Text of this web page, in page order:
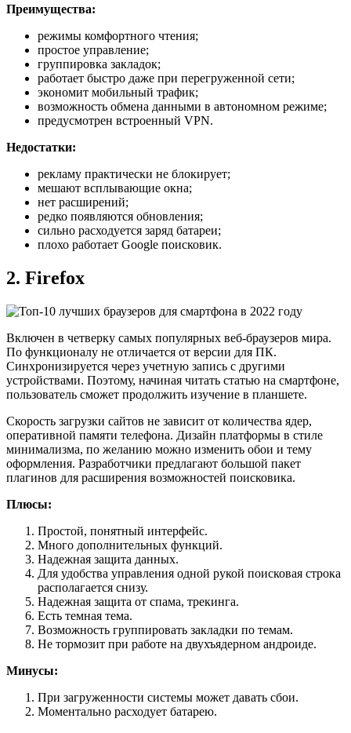
Преимущества:
режимы комфортного чтения;
простое управление;
группировка закладок;
работает быстро даже при перегруженной сети;
экономит мобильный трафик;
возможность обмена данными в автономном режиме;
предусмотрен встроенный VPN.
Недостатки:
рекламу практически не блокирует;
мешают всплывающие окна;
нет расширений;
редко появляются обновления;
сильно расходуется заряд батареи;
плохо работает Google поисковик.
2. Firefox
Включен в четверку самых популярных веб-браузеров мира.
По функционалу не отличается от версии для ПК.
Синхронизируется через учетную запись с другими
устройствами. Поэтому, начиная читать статью на смартфоне,
пользователь сможет продолжить изучение в планшете.
Скорость загрузки сайтов не зависит от количества ядер,
оперативной памяти телефона. Дизайн платформы в стиле
минимализма, по желанию можно изменить обои и тему
оформления. Разработчики предлагают большой пакет
плагинов для расширения возможностей поисковика.
Плюсы:
Простой, понятный интерфейс.
Много дополнительных функций.
Надежная защита данных.
Для удобства управления одной рукой поисковая строка
располагается снизу.
Надежная защита от спама, трекинга.
Есть темная тема.
Возможность группировать закладки по темам.
Не тормозит при работе на двухъядерном андроиде.
Минусы:
При загруженности системы может давать сбои.
Моментально расходует батарею.